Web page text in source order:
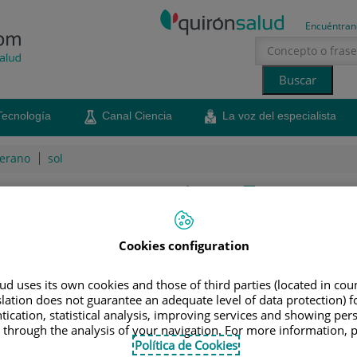
Canal Ciencia La voz del especialista
sol
Ruiz Rodríguez
quirúrgica y venereología
Cookies configuration
uses its own cookies and those of third parties (located in
does not guarantee an adequate level of data protection)
statistical analysis, improving services and showing
the analysis of your navigation. For more information,
Política de Cookies